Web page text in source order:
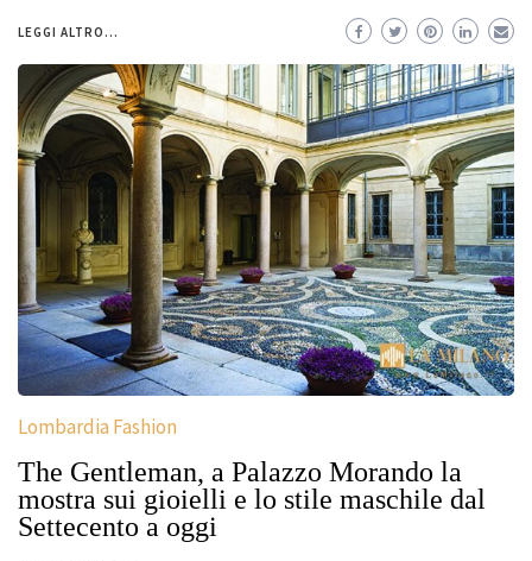
LEGGI ALTRO...
Lombardia Fashion
The Gentleman, a Palazzo Morando la
mostra sui gioielli e lo stile maschile dal
Settecento a oggi